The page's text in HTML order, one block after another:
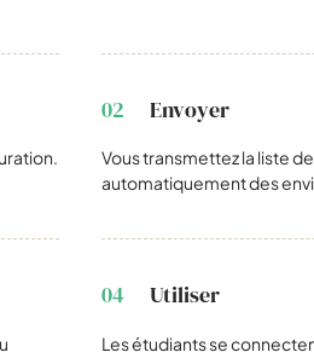
02 Envoyer
Vous transmettez la liste
automatiquement des
04 Utiliser
Les étudiants se